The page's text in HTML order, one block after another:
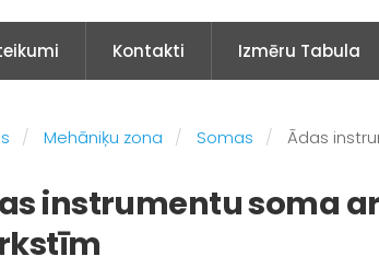
Kontakti Izmēru Tabula
Mehāniķu zona Somas Ādas
instrumentu soma